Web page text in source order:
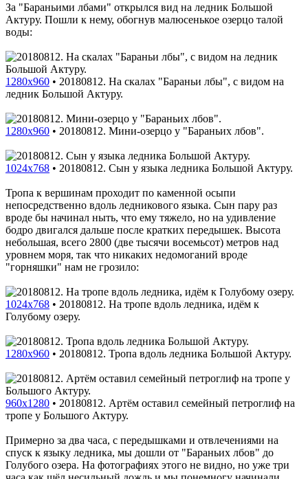
За "Бараньими лбами" открылся вид на ледник Большой
Актуру. Пошли к нему, обогнув малюсенькое озерцо талой
воды:
1280x960 • 20180812. На скалах "Бараньи лбы", с видом на
ледник Большой Актуру.
1280x960 • 20180812. Мини-озерцо у "Бараньих лбов".
1024x768 • 20180812. Сын у языка ледника Большой Актуру.
Тропа к вершинам проходит по каменной осыпи
непосредственно вдоль ледникового языка. Сын пару раз
вроде бы начинал ныть, что ему тяжело, но на удивление
бодро двигался дальше после кратких передышек. Высота
небольшая, всего 2800 (две тысячи восемьсот) метров над
уровнем моря, так что никаких недомоганий вроде
"горняшки" нам не грозило:
1024x768 • 20180812. На тропе вдоль ледника, идём к
Голубому озеру.
1280x960 • 20180812. Тропа вдоль ледника Большой Актуру.
960x1280 • 20180812. Артём оставил семейный петроглиф на
тропе у Большого Актуру.
Примерно за два часа, с передышками и отвлечениями на
спуск к языку ледника, мы дошли от "Бараньих лбов" до
Голубого озера. На фотографиях этого не видно, но уже три